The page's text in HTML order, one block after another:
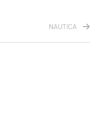
NAUTICA